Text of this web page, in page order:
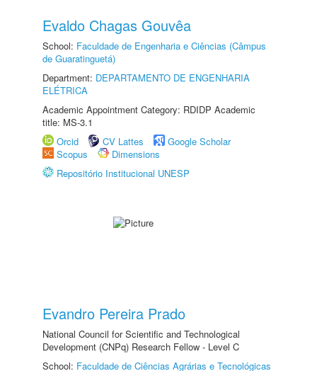
Evaldo Chagas Gouvêa
School: Faculdade de Engenharia e Ciências (Câmpus
de Guaratinguetá)
Department: DEPARTAMENTO DE ENGENHARIA
ELÉTRICA
Academic Appointment Category: RDIDP Academic
title: MS-3.1
Orcid
CV Lattes
Google Scholar
Scopus
Dimensions
Repositório Institucional UNESP
Evandro Pereira Prado
National Council for Scientific and Technological
Development (CNPq) Research Fellow - Level C
School: Faculdade de Ciências Agrárias e Tecnológicas